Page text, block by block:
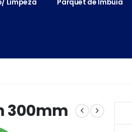
Limpeza Parquet de Imbuía
300mm